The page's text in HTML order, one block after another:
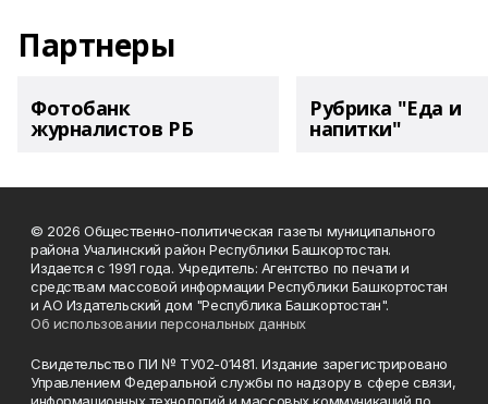
Партнеры
Фотобанк
журналистов РБ
Рубрика "Еда и
напитки"
© 2026 Общественно-политическая газеты муниципального
района Учалинский район Республики Башкортостан.
Издается с 1991 года. Учредитель: Агентство по печати и
средствам массовой информации Республики Башкортостан
и АО Издательский дом "Республика Башкортостан".
Об использовании персональных данных
Свидетельство ПИ № ТУ02-01481. Издание зарегистрировано
Управлением Федеральной службы по надзору в сфере связи,